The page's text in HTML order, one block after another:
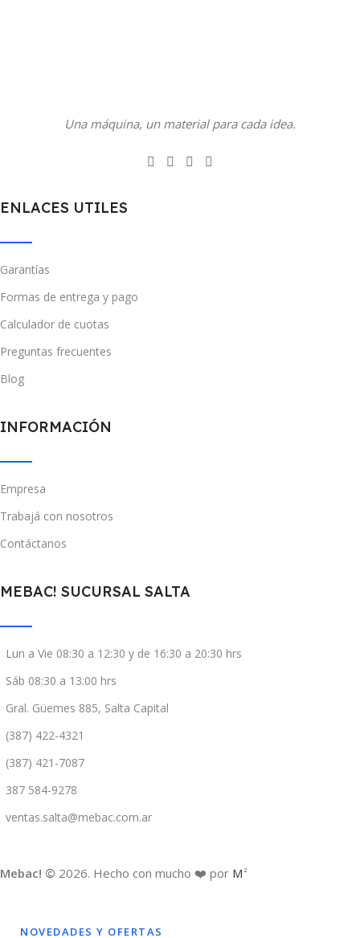
Una máquina, un material para cada idea.
ENLACES UTILES
Garantías
Formas de entrega y pago
Calculador de cuotas
Preguntas frecuentes
Blog
INFORMACIÓN
Empresa
Trabajá con nosotros
Contáctanos
MEBAC! SUCURSAL SALTA
Lun a Vie 08:30 a 12:30 y de 16:30 a 20:30 hrs
Sáb 08:30 a 13:00 hrs
Gral. Güemes 885, Salta Capital
(387) 422-4321
(387) 421-7087
387 584-9278
ventas.salta@mebac.com.ar
Mebac! © 2026. Hecho con mucho ❤️ por M 2
NOVEDADES Y OFERTAS